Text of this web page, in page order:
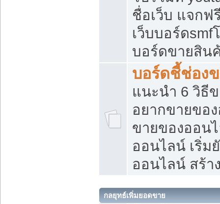
ชื่อเว็บ แจกฟ
เว็บบอร์ดsmf
บอร์ดขายสิน
บอร์ดชี้ช่อง
แนะนำ 6 วิธี
อยากขายขอ
ขายของออน
ออนไลน์ เริ่ม
ออนไลน์ สร้า
กลยุทธ์เพิ่มยอดขาย